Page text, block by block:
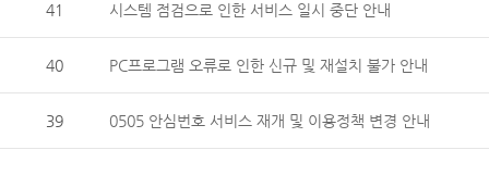
41 시스템 점검으로 인한 서비스 일시 중단 안내
40 PC프로그램 오류로 인한 신규 및 재설치 불가 안내
39 0505 안심번호 서비스 재개 및 이용정책 변경 안내